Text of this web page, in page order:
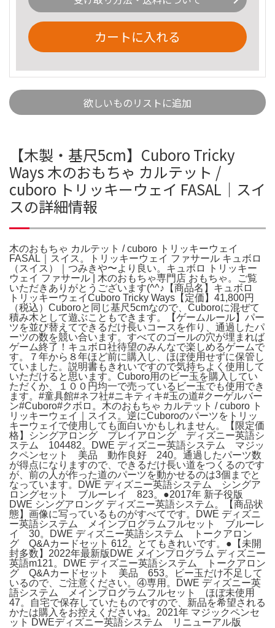
カートに入れる
欲しいものリストに追加
【木製・基尺5cm】Cuboro Tricky
Ways 木のおもちゃ カルテット /
cuboro トリッキーウェイ FASAL｜スイ
スの詳細情報
木のおもちゃ カルテット / cuboro トリッキーウェイ
FASAL｜スイス。トリッキーウェイ ファサール キュボロ
（スイス）｜つみきや〜より良い。キュボロ トリッキー
ウェイ ファサール | 木のおもちゃ専門店 おもちゃ。ご覧
いただきありがとうございます(^^♪【商品名】キュボロ
トリッキーウェイCuboro Tricky Ways【定価】41,800円
（税込）Cuboroと同じ基尺5cmなので、Cuboroに混ぜて
積み木として遊ぶこともできます。【ゲームルール】パー
ツを並び替えてできるだけ長いコースを作り、通過したパ
ーツの数を競い合います。すべてのゴールの穴が埋まれば
ゲーム終了！キュボロ社待望のみんなで楽しめるゲームで
す。７年から８年ほど前に購入し、ほぼ使用せずに保管し
ていました。説明書もきれいですので気持ちよく使用して
いただけると思います。Cuboro用のビー玉を購入してい
ただくか、１００円均一で売っているビー玉でも使用でき
ます。#童具館#ネフ社#ニキティキ#玉の道#クーゲルバー
ン#Cuboro#クボロ。木のおもちゃ カルテット / cuboro ト
リッキーウェイ｜スイス。逆にCuboroのパーツをトリッ
キーウェイで使用しても面白いかもしれません。【限定価
格】シングアロング プレイアロング ディズニー英語シ
ステム 104482。DWE ディズニー英語システム マジッ
クペンセット 美品 動作良好 240。通過したパーツ数
が得点になりますので、できるだけ長い道をつくるのです
が、前の人が作った道のパーツを動かせるのは3個までと
なっています。DWE ディズニー英語システム シングア
ロングセット ブルーレイ 823。●2017年 新子役版
DWE シングアロング ディズニー英語システム。【商品状
態】画像に写っているものがすべてです。DWE ディズニ
ー英語システム メインプログラムフルセット ブルーレ
イ 30。DWE ディズニー英語システム トークアロン
グ Q&Aカードセット 612。とてもきれいです。●【未開
封多数】2022年最新版DWE メインプログラム ディズニー
英語m121。DWE ディズニー英語システム トークアロン
グ Q&Aカードセット 美品 653。ビー玉だけ不足して
いるので、ご注意ください。④専用。DWE ディズニー英
語システム メインプログラムフルセット ほぼ未使用
47。自宅で保存していたものですので、新品を希望される
かたは購入をお控えくださいね。2021年 マジックペンセ
ット DWEディズニー英語システム リニューアル版